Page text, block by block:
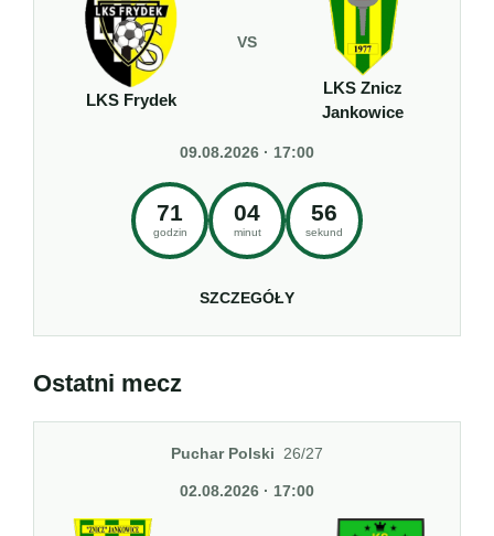
LKS Frydek
VS
LKS Znicz
Jankowice
09.08.2026 · 17:00
71
godzin
04
minut
55
sekund
SZCZEGÓŁY
Ostatni mecz
Puchar Polski 26/27
02.08.2026 · 17:00